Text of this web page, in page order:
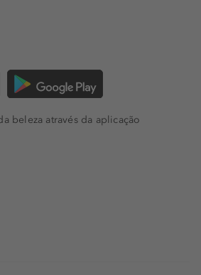
beleza através da aplicação